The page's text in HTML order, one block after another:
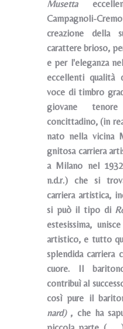
Musetta
Campagnoli-
creazione della
carattere brioso,
e per l'eleganza
eccellenti qualità
voce di timbro
giovane
concittadino, (in
nato nella vicina
gnitosa carriera
a Milano nel
n.d.r.) che si
carriera artistica,
si può il tipo di
estesissima,
artistico, e tutto
splendida car­riera
cuore. Il
contribuì al
così pure il
nard) , che ha